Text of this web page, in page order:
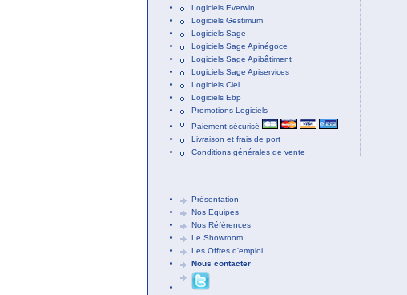
Logiciels Everwin
Logiciels Gestimum
Logiciels Sage
Logiciels Sage Apinégoce
Logiciels Sage Apibâtiment
Logiciels Sage Apiservices
Logiciels Ciel
Logiciels Ebp
Promotions Logiciels
Paiement sécurisé
Livraison et frais de port
Conditions générales de vente
Présentation
Nos Equipes
Nos Références
Le Showroom
Les Offres d'emploi
Nous contacter